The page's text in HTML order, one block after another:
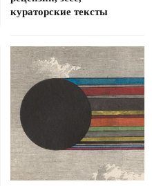
кураторские тексты